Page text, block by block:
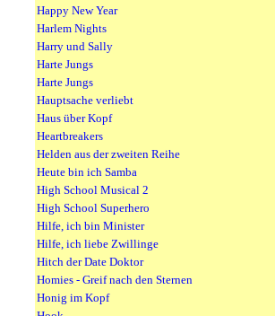
Happy New Year
Harlem Nights
Harry und Sally
Harte Jungs
Harte Jungs
Hauptsache verliebt
Haus über Kopf
Heartbreakers
Helden aus der zweiten Reihe
Heute bin ich Samba
High School Musical 2
High School Superhero
Hilfe, ich bin Minister
Hilfe, ich liebe Zwillinge
Hitch der Date Doktor
Homies - Greif nach den Sternen
Honig im Kopf